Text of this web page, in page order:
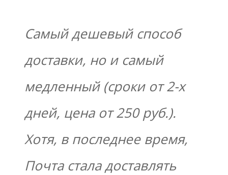
Самый дешевый способ
доставки, но и самый
медленный (сроки от 2-х
дней, цена от 250 руб.).
Хотя, в последнее время,
Почта стала доставлять